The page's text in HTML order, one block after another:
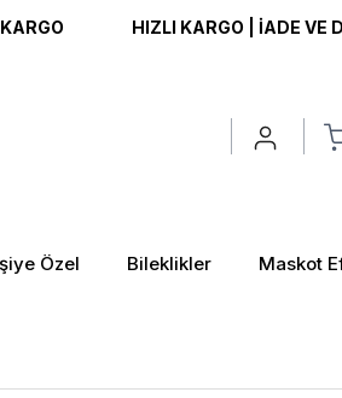
HIZLI KARGO | İADE VE
Özel Bileklikler Maskot